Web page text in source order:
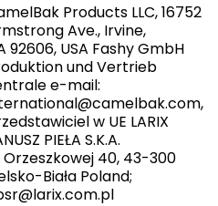
Products LLC, 16752
Ave., Irvine,
92606, USA Fashy GmbH
und Vertrieb
e-mail:
,
w UE LARIX
PIEŁA S.K.A.
Orzeszkowej 40, 43-300
Biała Poland;